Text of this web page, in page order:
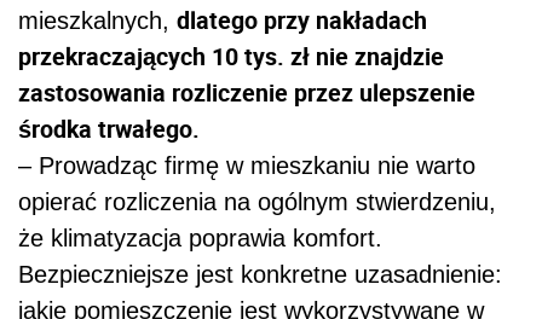
mieszkalnych, dlatego przy nakładach
przekraczających 10 tys. zł nie znajdzie
zastosowania rozliczenie przez ulepszenie
środka trwałego.
– Prowadząc firmę w mieszkaniu nie warto
opierać rozliczenia na ogólnym stwierdzeniu,
że klimatyzacja poprawia komfort.
Bezpieczniejsze jest konkretne uzasadnienie:
jakie pomieszczenie jest wykorzystywane w